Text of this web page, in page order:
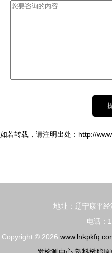
如若转载，请注明出处：http://
地址：辽宁康平
电话：
Copyright © 2026